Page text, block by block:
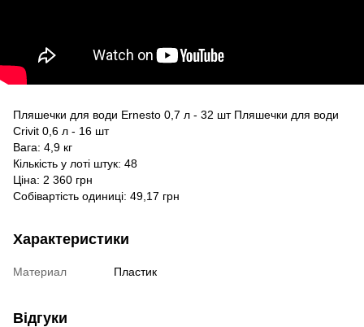
Пляшечки для води Ernesto 0,7 л - 32 шт Пляшечки для води
Crivit 0,6 л - 16 шт
Вага: 4,9 кг
Кількість у лоті штук: 48
Ціна: 2 360 грн
Собівартість одиниці: 49,17 грн
Характеристики
Материал Пластик
Відгуки